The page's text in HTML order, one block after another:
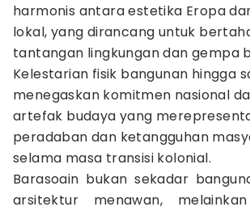
harmonis antara estetika Eropa
lokal, yang dirancang untuk
tantangan lingkungan dan gempa
Kelestarian fisik bangunan hingga
menegaskan komitmen nasional
artefak budaya yang
peradaban dan ketangguhan
selama masa transisi kolonial.
Barasoain bukan sekadar
arsitektur menawan,